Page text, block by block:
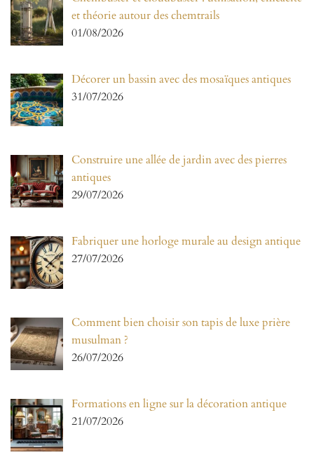
et théorie autour des chemtrails
01/08/2026
Décorer un bassin avec des mosaïques antiques
31/07/2026
Construire une allée de jardin avec des pierres
antiques
29/07/2026
Fabriquer une horloge murale au design antique
27/07/2026
Comment bien choisir son tapis de luxe prière
musulman ?
26/07/2026
Formations en ligne sur la décoration antique
21/07/2026